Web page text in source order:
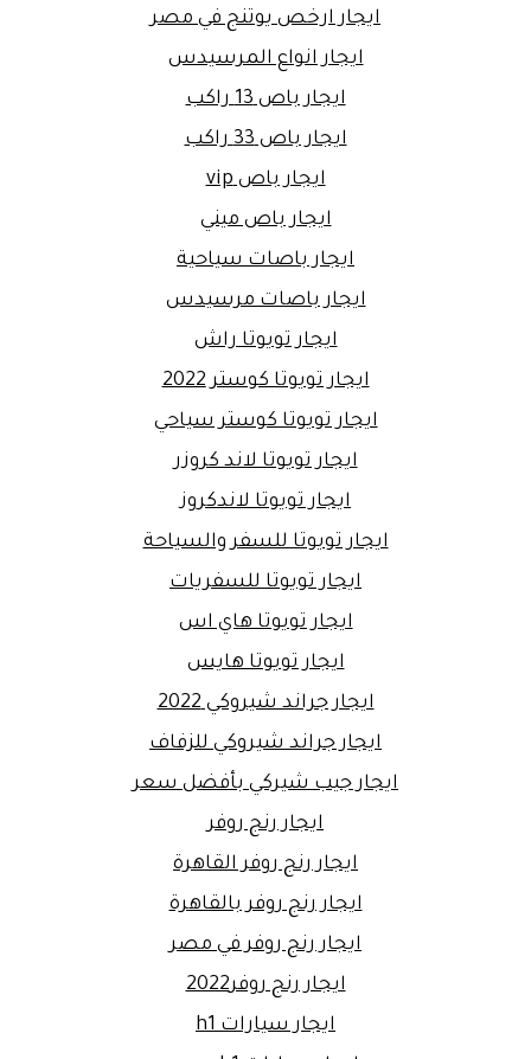
ايجار ارخص يوتنج في مصر
ايجار انواع المرسيدس
ايجار باص 13 راكب
ايجار باص 33 راكب
ايجار باص vip
ايجار باص ميني
ايجار باصات سياحية
ايجار باصات مرسيدس
ايجار تويوتا راش
ايجار تويوتا كوستر 2022
ايجار تويوتا كوستر سياحي
ايجار تويوتا لاند كروزر
ايجار تويوتا لاندكروز
ايجار تويوتا للسفر والسياحة
ايجار تويوتا للسفريات
ايجار تويوتا هاي اس
ايجار تويوتا هايس
ايجار جراند شيروكي 2022
ايجار جراند شيروكي للزفاف
ايجار جيب شيركي بأفضل سعر
ايجار رنج روفر
ايجار رنج روفر القاهرة
ايجار رنج روفر بالقاهرة
ايجار رنج روفر في مصر
ايجار رنج روفر2022
ايجار سيارات h1